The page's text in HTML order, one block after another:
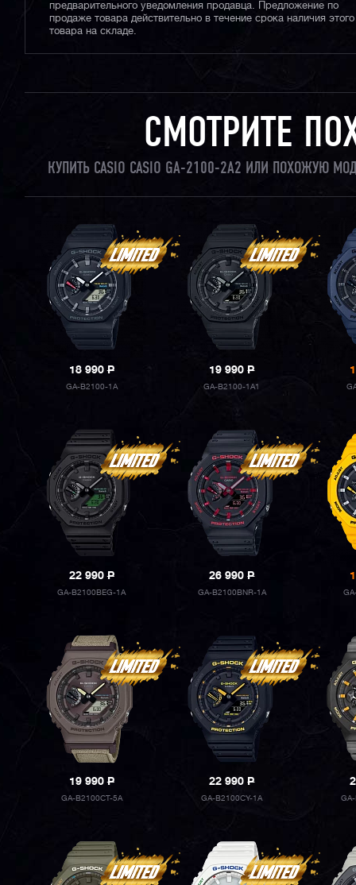
предварительного уведомления продавца. Предложение по
продаже товара действительно в течение срока наличия этого
товара на складе.
СМОТРИТЕ
КУПИТЬ CASIO CASIO GA-2100-2A2 ИЛИ ПОХОЖУЮ
18 990P
GA-B2100-1A
19 990P
GA-B2100-1A1
22 990P
GA-B2100BEG-1A
26 990P
GA-B2100BNR-1A
19 990P
GA-B2100CT-5A
22 990P
GA-B2100CY-1A